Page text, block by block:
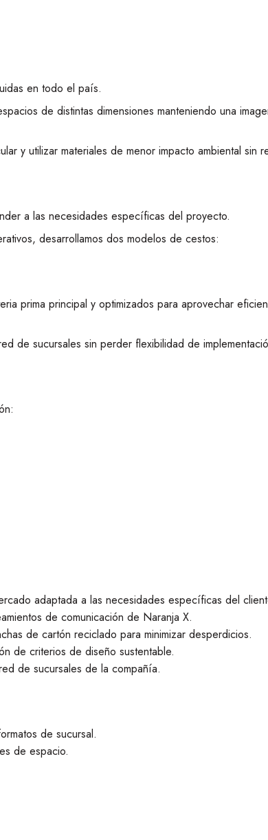
en todo el país.
de distintas dimensiones manteniendo una
y utilizar materiales de menor impacto ambiental sin
a las necesidades específicas del proyecto.
desarrollamos dos modelos de cestos:
prima principal y optimizados para aprovechar
de sucursales sin perder flexibilidad de
adaptada a las necesidades específicas del
de comunicación de Naranja X.
de cartón reciclado para minimizar desperdicios.
de criterios de diseño sustentable.
de sucursales de la compañía.
de sucursal.
de espacio.